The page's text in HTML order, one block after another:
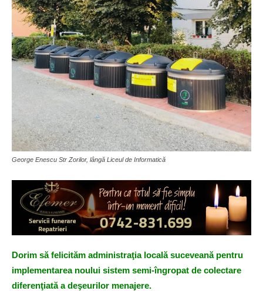
George Enescu Str Zorilor, lângă Liceul de Informatică
Dorim să felicităm administraţia locală suceveană pentru
implementarea noului sistem semi-îngropat de colectare
diferenţiată a deşeurilor menajere.